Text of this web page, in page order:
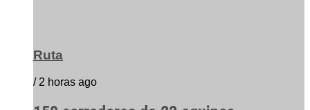
Ruta
/ 2 horas ago